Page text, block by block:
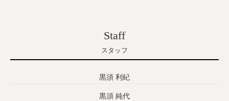
Staff
スタッフ
黒須 利紀
黒須 純代